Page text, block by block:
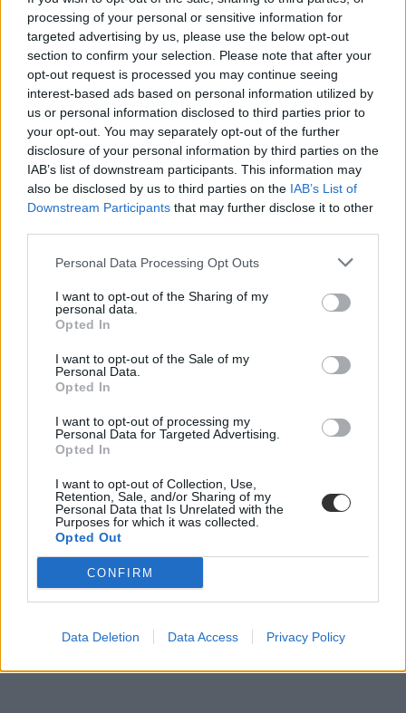
processing of your personal or sensitive information for
targeted advertising by us, please use the below opt-out
section to confirm your selection. Please note that after your
opt-out request is processed you may continue seeing
interest-based ads based on personal information utilized by
us or personal information disclosed to third parties prior to
your opt-out. You may separately opt-out of the further
disclosure of your personal information by third parties on the
IAB’s list of downstream participants. This information may
also be disclosed by us to third parties on the IAB’s List of
Downstream Participants that may further disclose it to other
Personal Data Processing Opt Outs
I want to opt-out of the Sharing of my
personal data.
Opted In
I want to opt-out of the Sale of my
Personal Data.
Opted In
I want to opt-out of processing my
Personal Data for Targeted Advertising.
Opted In
I want to opt-out of Collection, Use,
Retention, Sale, and/or Sharing of my
Personal Data that Is Unrelated with the
Purposes for which it was collected.
Opted Out
CONFIRM
Data Deletion Data Access Privacy Policy
Esztergom
baleset
vádemelés
sérülés
kiskorú